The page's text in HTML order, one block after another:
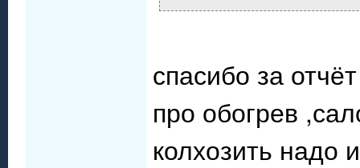
спасибо за
про обогрев
колхозить надо